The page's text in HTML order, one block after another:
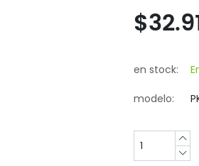
en stock:
modelo: